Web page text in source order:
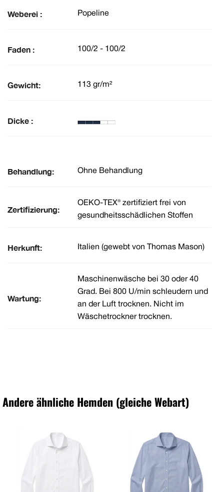
Weberei : Popeline
Faden : 100/2 - 100/2
Gewicht: 113 gr/m²
Dicke :
Behandlung: Ohne Behandlung
Zertifizierung:
OEKO-TEX® zertifiziert frei von
gesundheitsschädlichen Stoffen
Herkunft: Italien (gewebt von Thomas Mason)
Wartung:
Maschinenwäsche bei 30 oder 40
Grad. Bei 800 U/min schleudern und
an der Luft trocknen. Nicht im
Wäschetrockner trocknen.
Andere ähnliche Hemden (gleiche Webart)